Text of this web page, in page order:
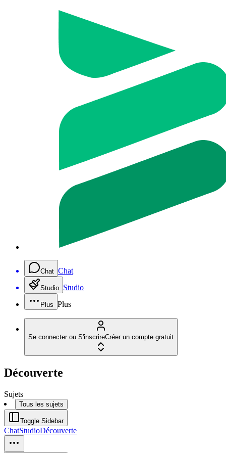
Chat Chat
Studio Studio
Plus Plus
Se connecter ou S'inscrireCréer un compte gratuit
Découverte
Sujets
Tous les sujets
Toggle Sidebar
ChatStudioDécouverte